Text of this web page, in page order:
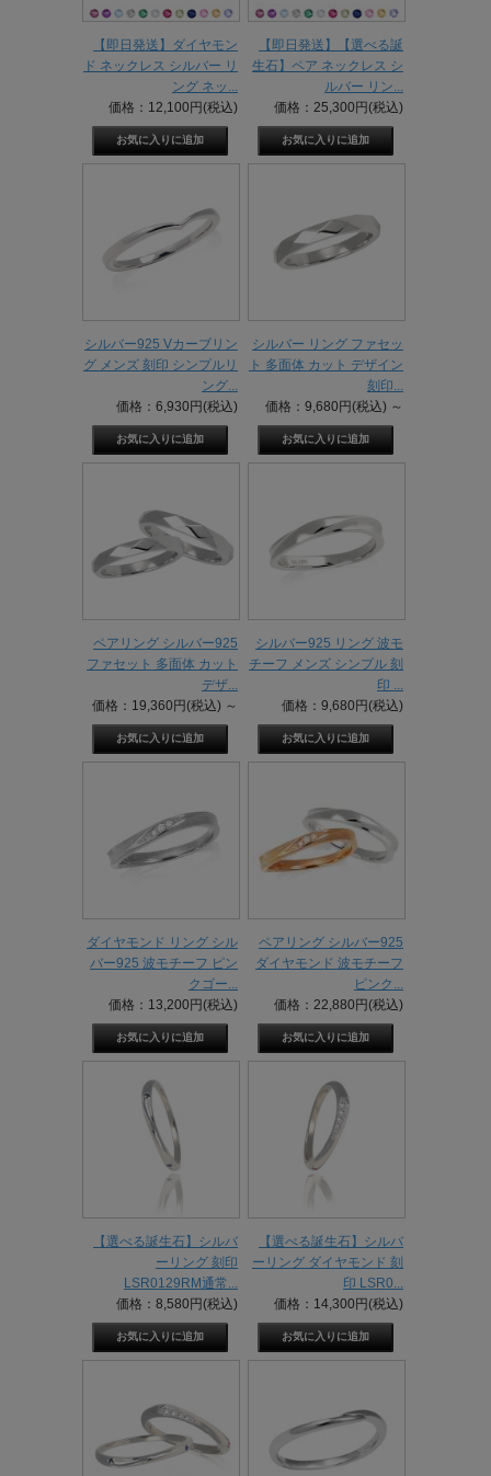
【即日発送】ダイヤモン
ド ネックレス シルバー リ
ング ネッ...
価格：12,100円(税込)
【即日発送】【選べる誕
生石】ペア ネックレス シ
ルバー リン...
価格：25,300円(税込)
シルバー925 Vカーブリン
グ メンズ 刻印 シンプルリ
ング...
価格：6,930円(税込)
シルバー リング ファセッ
ト 多面体 カット デザイン
刻印...
価格：9,680円(税込) ～
ペアリング シルバー925
ファセット 多面体 カット
デザ...
価格：19,360円(税込) ～
シルバー925 リング 波モ
チーフ メンズ シンプル 刻
印 ...
価格：9,680円(税込)
ダイヤモンド リング シル
バー925 波モチーフ ピン
クゴー...
価格：13,200円(税込)
ペアリング シルバー925
ダイヤモンド 波モチーフ
ピンク...
価格：22,880円(税込)
【選べる誕生石】シルバ
ーリング 刻印
LSR0129RM通常...
価格：8,580円(税込)
【選べる誕生石】シルバ
ーリング ダイヤモンド 刻
印 LSR0...
価格：14,300円(税込)